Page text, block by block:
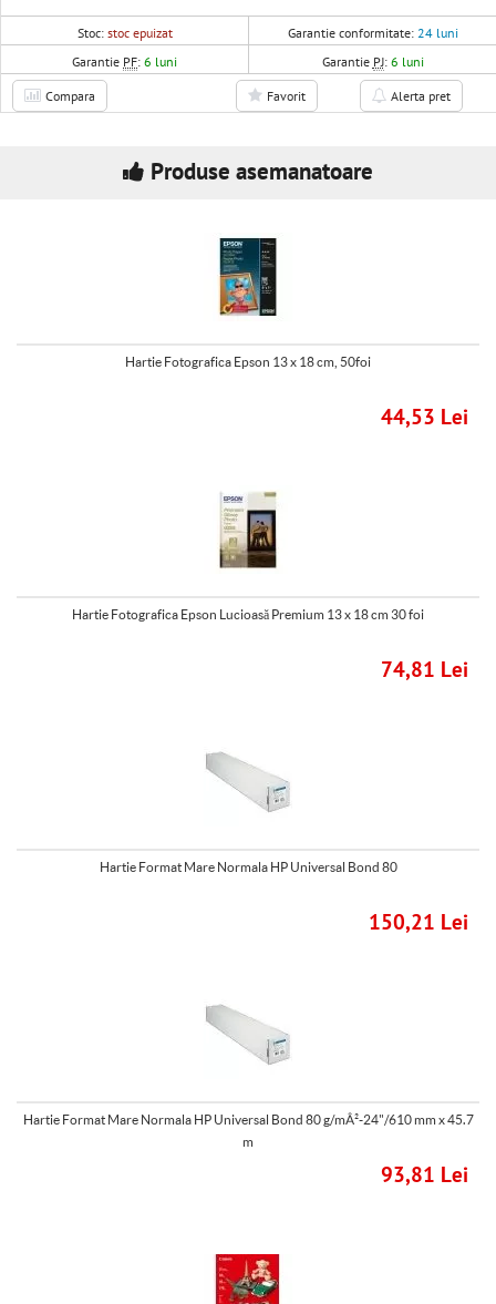
Stoc: stoc epuizat Garantie conformitate: 24 luni
Garantie PF:6 luni Garantie PJ: 6 luni
Compara Favorit Alerta pret
Produse asemanatoare
Hartie Fotografica Epson 13 x 18 cm, 50foi
44,53 Lei
Hartie Fotografica Epson Lucioasă Premium 13 x 18 cm 30 foi
74,81 Lei
Hartie Format Mare Normala HP Universal Bond 80
150,21 Lei
Hartie Format Mare Normala HP Universal Bond 80 g/mÂ²-24"/610 mm x 45.7
m
93,81 Lei